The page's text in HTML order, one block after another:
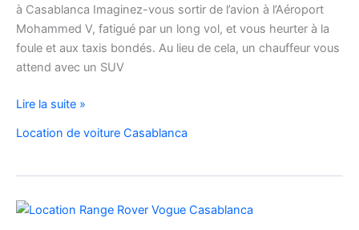
à Casablanca Imaginez-vous sortir de l’avion à l’Aéroport
Mohammed V, fatigué par un long vol, et vous heurter à la
foule et aux taxis bondés. Au lieu de cela, un chauffeur vous
attend avec un SUV
Réservez
SUV
Luxe
à
l’Aéroport
Lire la suite »
Location de voiture Casablanca